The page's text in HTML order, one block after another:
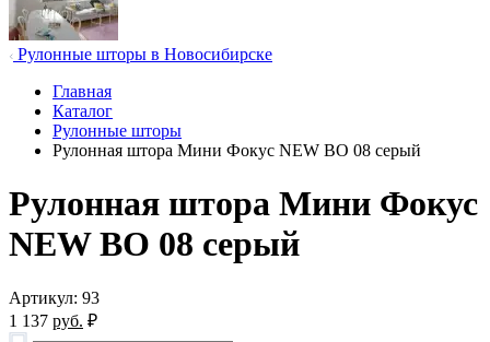
Рулонные шторы в Новосибирске
Главная
Каталог
Рулонные шторы
Рулонная штора Мини Фокус NEW BO 08 серый
Рулонная штора Мини Фокус
NEW BO 08 серый
Артикул: 93
1 137 руб. ₽